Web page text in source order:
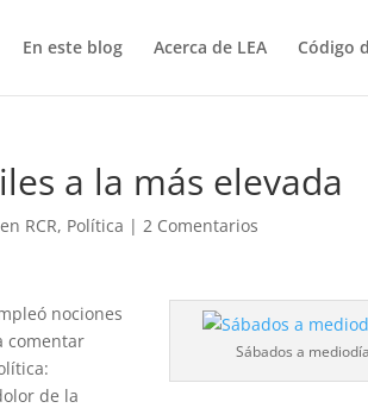
En este blog Acerca de LEA Código
a la más elevada
RCR, Política |2 Comentarios
Sábados a
nociones
comentar
de la